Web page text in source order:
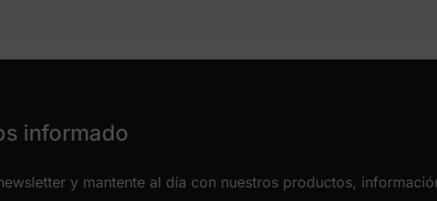
informado
y mantente al día con nuestros productos,